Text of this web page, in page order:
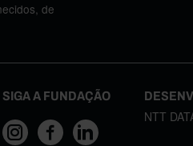
de
SIGA A FUNDAÇÃO
NTT